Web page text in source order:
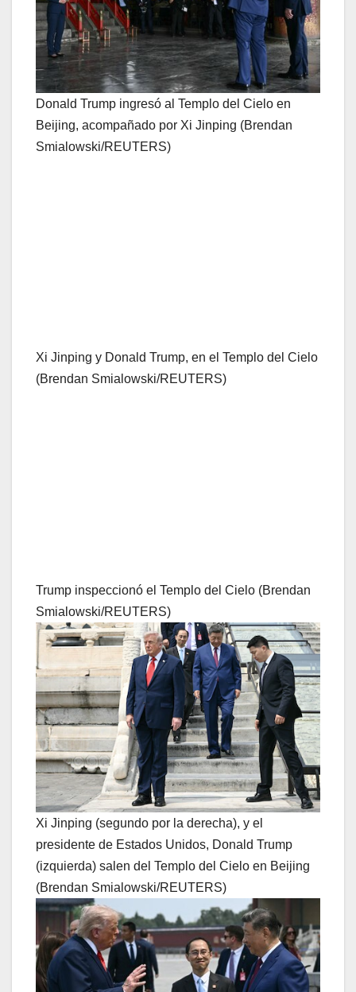
Donald Trump ingresó al Templo del Cielo en
Beijing, acompañado por Xi Jinping (Brendan
Smialowski/REUTERS)
Xi Jinping y Donald Trump, en el Templo del Cielo
(Brendan Smialowski/REUTERS)
Trump inspeccionó el Templo del Cielo (Brendan
Smialowski/REUTERS)
Xi Jinping (segundo por la derecha), y el
presidente de Estados Unidos, Donald Trump
(izquierda) salen del Templo del Cielo en Beijing
(Brendan Smialowski/REUTERS)